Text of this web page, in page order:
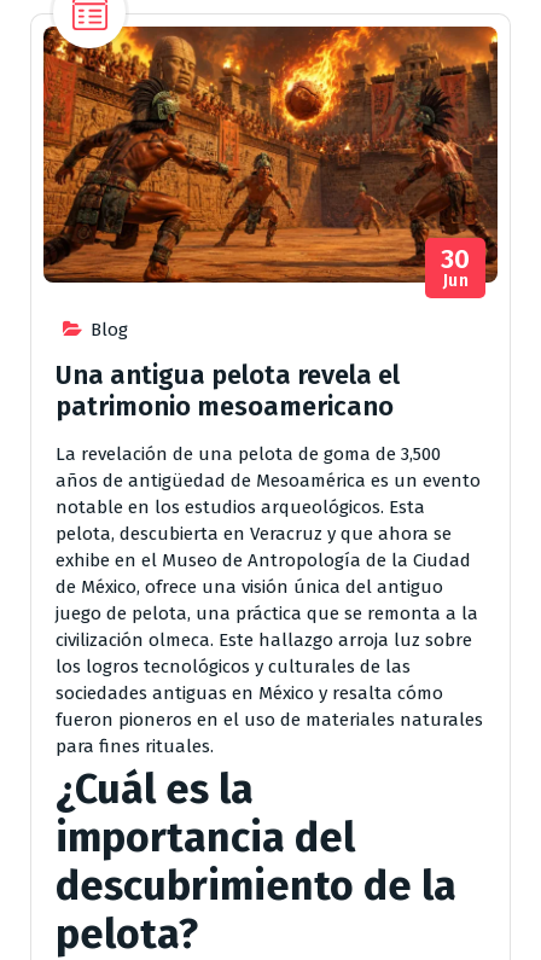
Blog
30
Jun
Una antigua pelota revela el
patrimonio mesoamericano
La revelación de una pelota de goma de 3,500
años de antigüedad de Mesoamérica es un evento
notable en los estudios arqueológicos. Esta
pelota, descubierta en Veracruz y que ahora se
exhibe en el Museo de Antropología de la Ciudad
de México, ofrece una visión única del antiguo
juego de pelota, una práctica que se remonta a la
civilización olmeca. Este hallazgo arroja luz sobre
los logros tecnológicos y culturales de las
sociedades antiguas en México y resalta cómo
fueron pioneros en el uso de materiales naturales
para fines rituales.
¿Cuál es la
importancia del
descubrimiento de la
pelota?